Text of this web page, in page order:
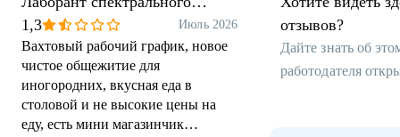
анализа
1,3 Июль 2026
Вахтовый рабочий график, новое
чистое общежитие для
иногородних, вкусная еда в
столовой и не высокие цены на
еду, есть мини магазинчик
отзывов?
Дайте знать об
работодателя